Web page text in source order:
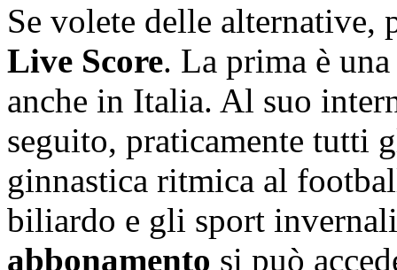
Se volete delle alternative,
Live Score. La prima è
anche in Italia. Al suo
seguito, praticamente tutti
ginnastica ritmica al
biliardo e gli sport
abbonamento si può